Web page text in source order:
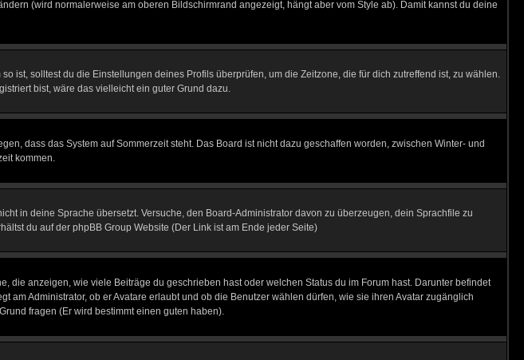
(wird normalerweise am oberen Bildschirmrand angezeigt, hängt aber vom Style ab). Damit kannst du deine
ist, solltest du die Einstellungen deines Profils überprüfen, um die Zeitzone, die für dich zutreffend ist, zu wählen.
bist, wäre das vielleicht ein guter Grund dazu.
dass das System auf Sommerzeit steht. Das Board ist nicht dazu geschaffen worden, zwischen Winter- und
kommen.
in deine Sprache übersetzt. Versuche, den Board-Administrator davon zu überzeugen, dein Sprachfile zu
du auf der phpBB Group Website (Der Link ist am Ende jeder Seite)
die anzeigen, wie viele Beiträge du geschrieben hast oder welchen Status du im Forum hast. Darunter befindet
Administrator, ob er Avatare erlaubt und ob die Benutzer wählen dürfen, wie sie ihren Avatar zugänglich
fragen (Er wird bestimmt einen guten haben).